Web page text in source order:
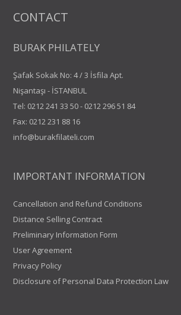
CONTACT
BURAK PHILATELY
Şafak Sokak No: 4 / 3 İsfila Apt.
Nişantaşı - İSTANBUL
Tel: 0212 241 33 50- 0212 296 51 84
Fax: 0212 231 88 16
info@burakfilateli.com
IMPORTANT INFORMATION
Cancellation and Refund Conditions
Distance Selling Contract
Preliminary Information Form
User Agreement
Privacy Policy
Disclosure of Personal Data Protection Law